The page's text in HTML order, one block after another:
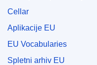
Cellar
Aplikacije EU
EU Vocabularies
Spletni arhiv EU